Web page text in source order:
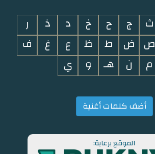
ث ج ح خ د ذ
ر
ص ض ط ظ ع غ
ف
م ن هـ و ي
أضف كلمات أغنية
الموقع برعاية: